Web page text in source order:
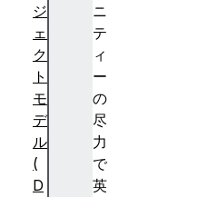
ニ
テ
ィ
ー
の
尽
力
で
英
ジ
ェ
ク
ト
モ
デ
ル
(
D